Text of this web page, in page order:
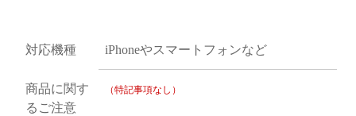
対応機種 iPhoneやスマートフォンなど
商品に関す
るご注意
（特記事項なし）